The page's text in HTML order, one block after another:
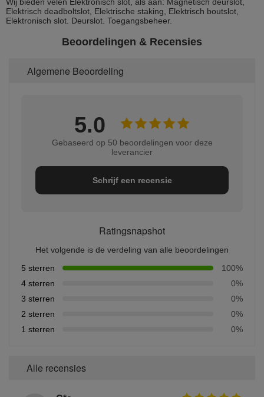
Elektrisch deadboltslot, Elektrische staking, Elektrisch boutslot,
Elektronisch slot. Deurslot. Toegangsbeheer.
Beoordelingen & Recensies
Algemene Beoordeling
5.0
Gebaseerd op 50 beoordelingen voor deze
leverancier
Schrijf een recensie
Ratingsnapshot
Het volgende is de verdeling van alle beoordelingen
5 sterren
100%
4 sterren
0%
3 sterren
0%
2 sterren
0%
1 sterren
0%
Alle recensies